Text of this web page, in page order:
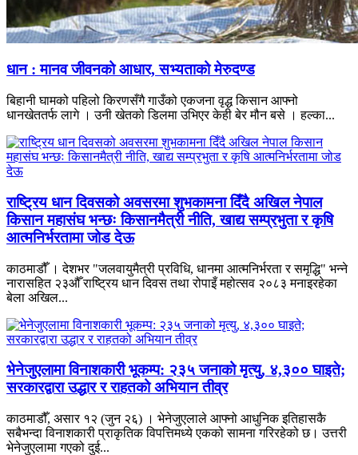
धान : मानव जीवनको आधार, सभ्यताको मेरुदण्ड
बिहानी घामको पहिलो किरणसँगै गाउँको एकजना वृद्ध किसान आफ्नो
धानखेततर्फ लागे । उनी खेतको डिलमा उभिएर केही बेर मौन बसे । हल्का...
राष्ट्रिय धान दिवसको अवसरमा शुभकामना दिँदै अखिल नेपाल
किसान महासंघ भन्छः किसानमैत्री नीति, खाद्य सम्प्रभुता र कृषि
आत्मनिर्भरतामा जोड देऊ
काठमाडौँ । देशभर "जलवायुमैत्री प्रविधि, धानमा आत्मनिर्भरता र समृद्धि" भन्ने
नारासहित २३औँ राष्ट्रिय धान दिवस तथा रोपाइँ महोत्सव २०८३ मनाइरहेका
बेला अखिल...
भेनेजुएलामा विनाशकारी भूकम्प: २३५ जनाको मृत्यु, ४,३०० घाइते;
सरकारद्वारा उद्धार र राहतको अभियान तीव्र
काठमाडौँ, असार १२ (जुन २६) । भेनेजुएलाले आफ्नो आधुनिक इतिहासकै
सबैभन्दा विनाशकारी प्राकृतिक विपत्तिमध्ये एकको सामना गरिरहेको छ। उत्तरी
भेनेजुएलामा गएको दुई...